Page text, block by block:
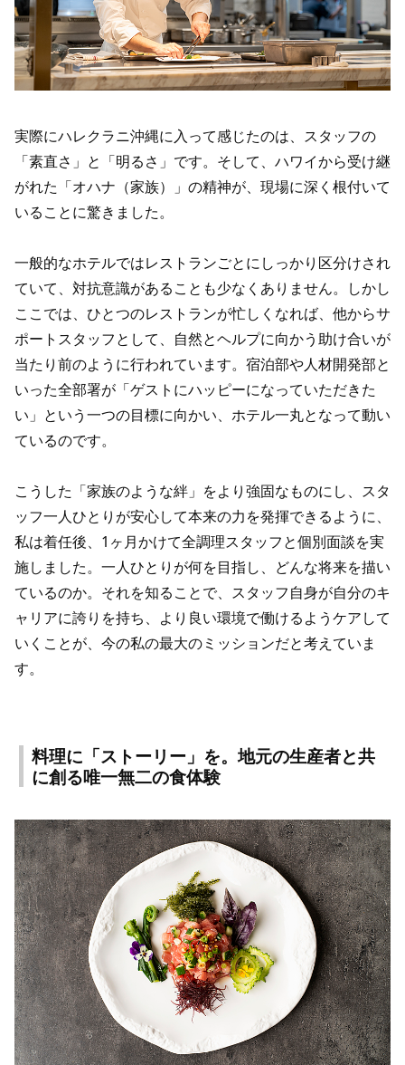
実際にハレクラニ沖縄に入って感じたのは、スタッフの
「素直さ」と「明るさ」です。そして、ハワイから受け継
がれた「オハナ（家族）」の精神が、現場に深く根付いて
いることに驚きました。
一般的なホテルではレストランごとにしっかり区分けされ
ていて、対抗意識があることも少なくありません。しかし
ここでは、ひとつのレストランが忙しくなれば、他からサ
ポートスタッフとして、自然とヘルプに向かう助け合いが
当たり前のように行われています。宿泊部や人材開発部と
いった全部署が「ゲストにハッピーになっていただきた
い」という一つの目標に向かい、ホテル一丸となって動い
ているのです。
こうした「家族のような絆」をより強固なものにし、スタ
ッフ一人ひとりが安心して本来の力を発揮できるように、
私は着任後、1ヶ月かけて全調理スタッフと個別面談を実
施しました。一人ひとりが何を目指し、どんな将来を描い
ているのか。それを知ることで、スタッフ自身が自分のキ
ャリアに誇りを持ち、より良い環境で働けるようケアして
いくことが、今の私の最大のミッションだと考えていま
す。
料理に「ストーリー」を。地元の生産者と共
に創る唯一無二の食体験